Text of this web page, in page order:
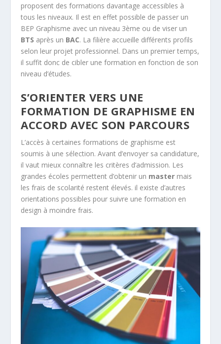
proposent des formations davantage accessibles à
tous les niveaux. Il est en effet possible de passer un
BEP Graphisme avec un niveau 3ème ou de viser un
BTS après un BAC. La filière accueille différents profils
selon leur projet professionnel. Dans un premier temps,
il suffit donc de cibler une formation en fonction de son
niveau d’études.
S’ORIENTER VERS UNE
FORMATION DE GRAPHISME EN
ACCORD AVEC SON PARCOURS
L’accès à certaines formations de graphisme est
soumis à une sélection. Avant d’envoyer sa candidature,
il vaut mieux connaître les critères d’admission. Les
grandes écoles permettent d’obtenir un master mais
les frais de scolarité restent élevés. il existe d’autres
orientations possibles pour suivre une formation en
design à moindre frais.